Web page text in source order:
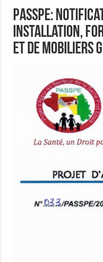
PASSPE:
installation,
et de mobiliers